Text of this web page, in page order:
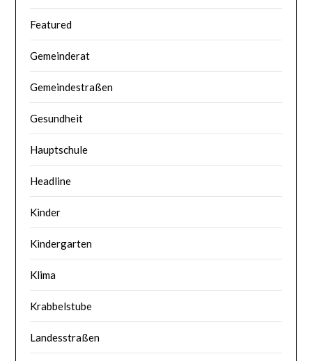
Featured
Gemeinderat
Gemeindestraßen
Gesundheit
Hauptschule
Headline
Kinder
Kindergarten
Klima
Krabbelstube
Landesstraßen